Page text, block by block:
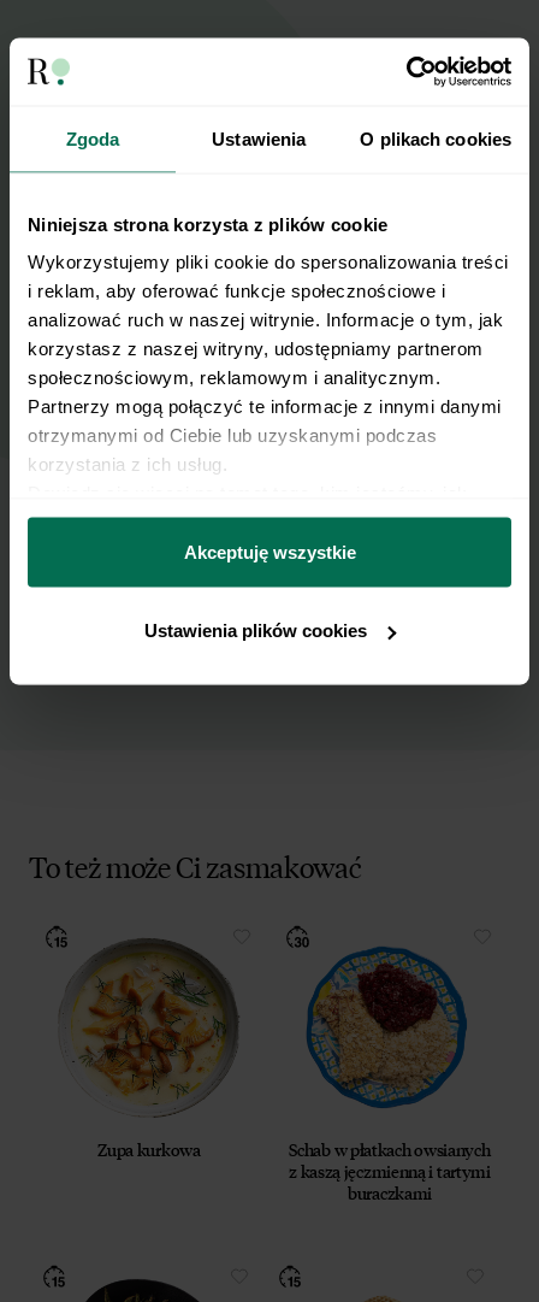
Zgoda Ustawienia O plikach cookies
Niniejsza strona korzysta z plików cookie
Wykorzystujemy pliki cookie do spersonalizowania treści
i reklam, aby oferować funkcje społecznościowe i
analizować ruch w naszej witrynie. Informacje o tym, jak
korzystasz z naszej witryny, udostępniamy partnerom
społecznościowym, reklamowym i analitycznym.
Partnerzy mogą połączyć te informacje z innymi danymi
otrzymanymi od Ciebie lub uzyskanymi podczas
korzystania z ich usług.
można się z nami skontaktować i w jaki sposób
przetwarzamy dane osobowe w ramach
prywatności.
Akceptuję wszystkie
Ustawienia plików cookies
Wyślij przepis na e-mail
Nasze najlepsze przepisy, prosto na Twoja
Zapisz się do naszego Newslettera
Imię
Email
danych osobowych w celu otrzymywania
polityką prywatności.
To też może Ci zasmakować
Zupa kurkowa
Schab w płatkach owsianych
z kaszą jęczmienną i tartymi
buraczkami